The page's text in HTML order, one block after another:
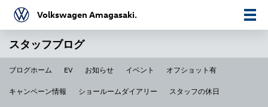
Volkswagen Amagasaki.
スタッフブログ
ブログホーム EV お知らせ イベント オフショット有
キャンペーン情報 ショールームダイアリー スタッフの休日